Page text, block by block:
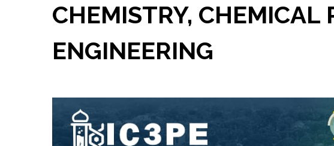
CHEMISTRY, CHEMICAL
ENGINEERING